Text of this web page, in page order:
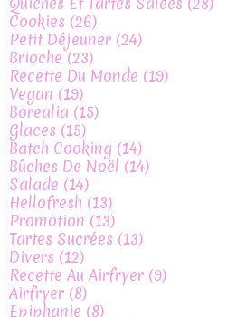
Cookies (26)
Petit Déjeuner (24)
Brioche(23)
Recette Du Monde (19)
Vegan (19)
Borealia (15)
Glaces (15)
Batch Cooking (14)
Bûches De Noël (14)
Salade (14)
Hellofresh (13)
Promotion (13)
Tartes Sucrées (13)
Divers (12)
Recette Au Airfryer (9)
Airfryer (8)
Epiphanie (8)